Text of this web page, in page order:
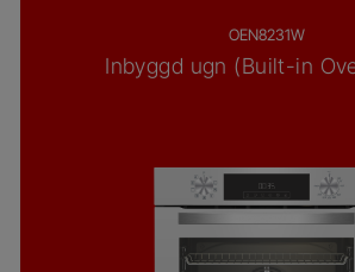
OEN8231W
Inbyggd ugn (Built-in